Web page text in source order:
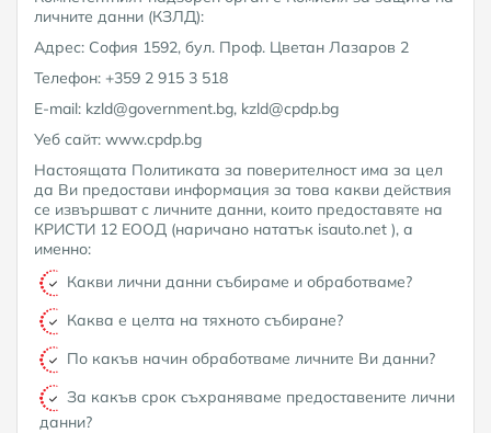
личните данни (КЗЛД):
Адрес: София 1592, бул. Проф. Цветан Лазаров 2
Телефон: +359 2 915 3 518
E-mail: kzld@government.bg, kzld@cpdp.bg
Уеб сайт: www.cpdp.bg
Настоящата Политиката за поверителност има за цел
да Ви предостави информация за това какви действия
се извършват с личните данни, които предоставяте на
КРИСТИ 12 ЕООД (наричано нататък isauto.net ), а
именно:
Какви лични данни събираме и обработваме?
Каква е целта на тяхното събиране?
По какъв начин обработваме личните Ви данни?
За какъв срок съхраняваме предоставените лични
данни?